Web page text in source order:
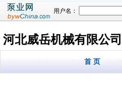
用户名：
河北威岳机械有限公司
首 页